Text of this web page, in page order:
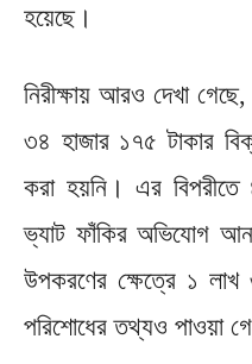
হয়েছে।
নিরীক্ষায় আরও দেখা
৩৪ হাজার ১৭৫ টাকার
করা হয়নি। এর
ভ্যাট ফাঁকির অভিযোগ
উপকরণের ক্ষেত্রে ১
পরিশোধের তথ্যও পাওয়া